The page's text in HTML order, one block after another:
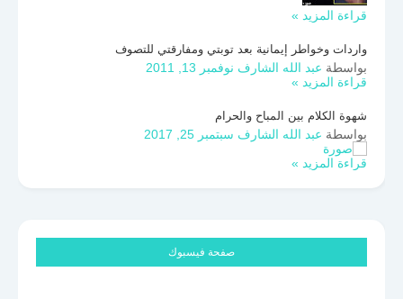
قراءة المزيد »
واردات وخواطر إيمانية بعد توبتي ومفارقتي للتصوف
بواسطة عبد الله الشارف نوفمبر 13, 2011
قراءة المزيد »
شهوة الكلام بين المباح والحرام
بواسطة عبد الله الشارف سبتمبر 25, 2017
قراءة المزيد »
صفحة فيسبوك